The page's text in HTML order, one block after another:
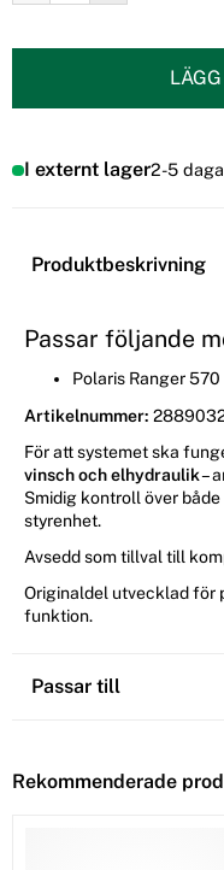
I externt lager2-5
Produktbeskrivning
Passar följande
Polaris Ranger 570
Artikelnummer:
För att systemet ska
vinsch och elhydraulik–
Smidig kontroll över
styrenhet.
Avsedd som tillval till
Originaldel utvecklad för
funktion.
Passar till
Rekommenderade